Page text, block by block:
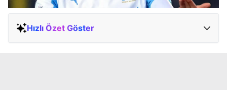
Hızlı Özet Göster